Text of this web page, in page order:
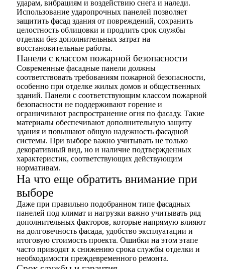
ударам, вибрациям и воздействию снега и наледи.
Использование ударопрочных панелей позволяет
защитить фасад здания от повреждений, сохранить
целостность облицовки и продлить срок службы
отделки без дополнительных затрат на
восстановительные работы.
Панели с классом пожарной безопасности
Современные фасадные панели должны
соответствовать требованиям пожарной безопасности,
особенно при отделке жилых домов и общественных
зданий. Панели с соответствующим классом пожарной
безопасности не поддерживают горение и
ограничивают распространение огня по фасаду. Такие
материалы обеспечивают дополнительную защиту
здания и повышают общую надежность фасадной
системы. При выборе важно учитывать не только
декоративный вид, но и наличие подтвержденных
характеристик, соответствующих действующим
нормативам.
На что еще обратить внимание при
выборе
Даже при правильно подобранном типе фасадных
панелей под климат и нагрузки важно учитывать ряд
дополнительных факторов, которые напрямую влияют
на долговечность фасада, удобство эксплуатации и
итоговую стоимость проекта. Ошибки на этом этапе
часто приводят к снижению срока службы отделки и
необходимости преждевременного ремонта.